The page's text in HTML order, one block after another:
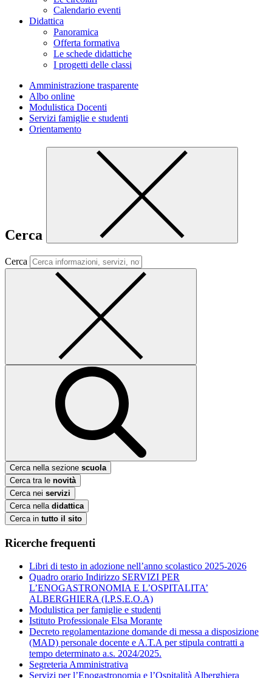
Calendario eventi
Didattica
Panoramica
Offerta formativa
Le schede didattiche
I progetti delle classi
Amministrazione trasparente
Albo online
Modulistica Docenti
Servizi famiglie e studenti
Orientamento
Cerca
Cerca
Cerca nella sezione scuola
Cerca tra le novità
Cerca nei servizi
Cerca nella didattica
Cerca in tutto il sito
Ricerche frequenti
Libri di testo in adozione nell’anno scolastico 2025-2026
Quadro orario Indirizzo SERVIZI PER
L’ENOGASTRONOMIA E L’OSPITALITA’
ALBERGHIERA (I.P.S.E.O.A)
Modulistica per famiglie e studenti
Istituto Professionale Elsa Morante
Decreto regolamentazione domande di messa a disposizione
(MAD) personale docente e A.T.A per stipula contratti a
tempo determinato a.s. 2024/2025.
Segreteria Amministrativa
Servizi per l’Enogastronomia e l’Ospitalità Alberghiera